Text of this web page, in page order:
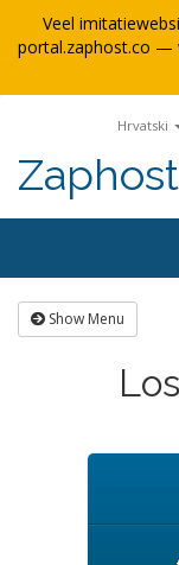
Veel
portal.zaphost.co —
Hrvatski
Zaphost
Show Menu